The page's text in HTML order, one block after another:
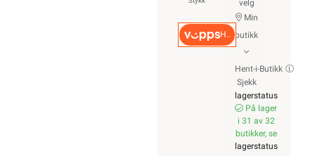
Hurtigkasse
velg
Min
butikk
Hent-i-Butikk
Sjekk
lagerstatus
På lager
i 31 av 32
butikker, se
lagerstatus